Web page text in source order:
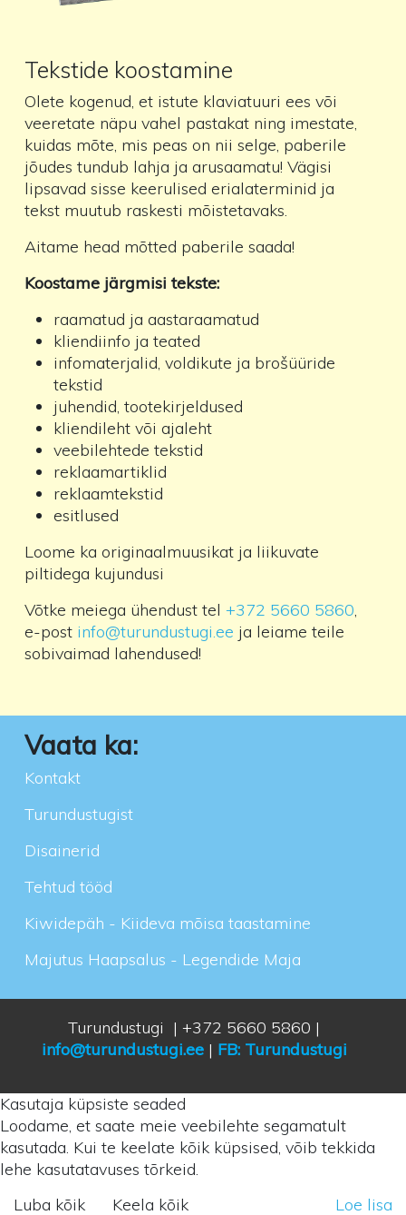
Tekstide koostamine
Olete kogenud, et istute klaviatuuri ees või
veeretate näpu vahel pastakat ning imestate,
kuidas mõte, mis peas on nii selge, paberile
jõudes tundub lahja ja arusaamatu! Vägisi
lipsavad sisse keerulised erialaterminid ja
tekst muutub raskesti mõistetavaks.
Aitame head mõtted paberile saada!
Koostame järgmisi tekste:
raamatud ja aastaraamatud
kliendiinfo ja teated
infomaterjalid, voldikute ja brošüüride
tekstid
juhendid, tootekirjeldused
kliendileht või ajaleht
veebilehtede tekstid
reklaamartiklid
reklaamtekstid
esitlused
Loome ka originaalmuusikat ja liikuvate
piltidega kujundusi
Võtke meiega ühendust tel +372 5660 5860,
e-post info@turundustugi.ee ja leiame teile
sobivaimad lahendused!
Vaata ka:
Kontakt
Turundustugist
Disainerid
Tehtud tööd
Kiwidepäh - Kiideva mõisa taastamine
Majutus Haapsalus - Legendide Maja
Turundustugi | +372 5660 5860 |
info@turundustugi.ee| FB: Turundustugi
Kasutaja küpsiste seaded
Loodame, et saate meie veebilehte segamatult
kasutada. Kui te keelate kõik küpsised, võib tekkida
lehe kasutatavuses tõrkeid.
Luba kõik
Keela kõik Loe lisa